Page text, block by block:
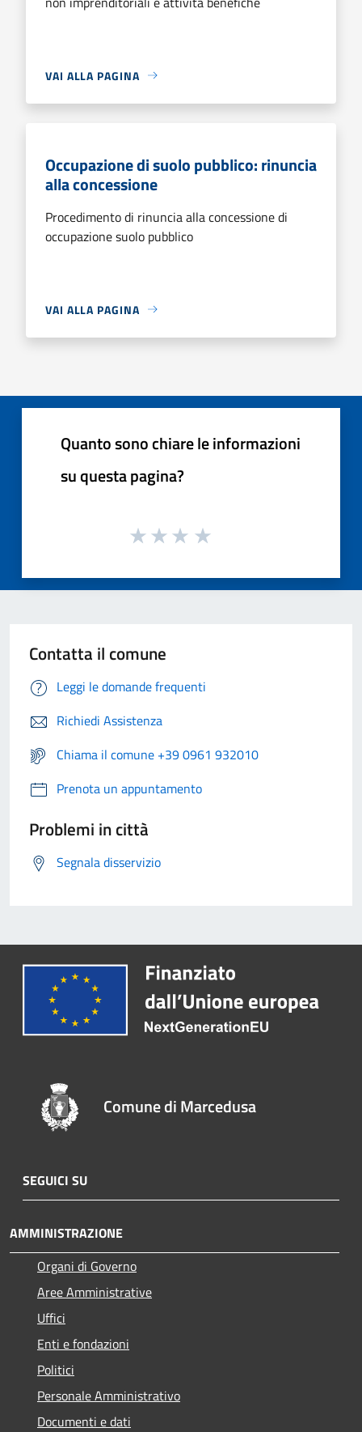
VAI ALLA PAGINA
Occupazione di suolo pubblico: rinuncia
alla concessione
Procedimento di rinuncia alla concessione di
occupazione suolo pubblico
VAI ALLA PAGINA
Quanto sono chiare le informazioni
su questa pagina?
Contatta il comune
Leggi le domande frequenti
Richiedi Assistenza
Chiama il comune +39 0961 932010
Prenota un appuntamento
Problemi in città
Segnala disservizio
Comune di Marcedusa
SEGUICI SU
AMMINISTRAZIONE
Organi di Governo
Aree Amministrative
Uffici
Enti e fondazioni
Politici
Personale Amministrativo
Documenti e dati